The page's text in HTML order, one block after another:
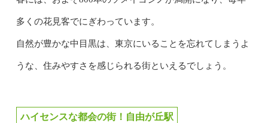
多くの花見客でにぎわっています。
自然が豊かな中目黒は、東京にいることを忘れてしまうよ
うな、住みやすさを感じられる街といえるでしょう。
ハイセンスな都会の街！自由が丘駅